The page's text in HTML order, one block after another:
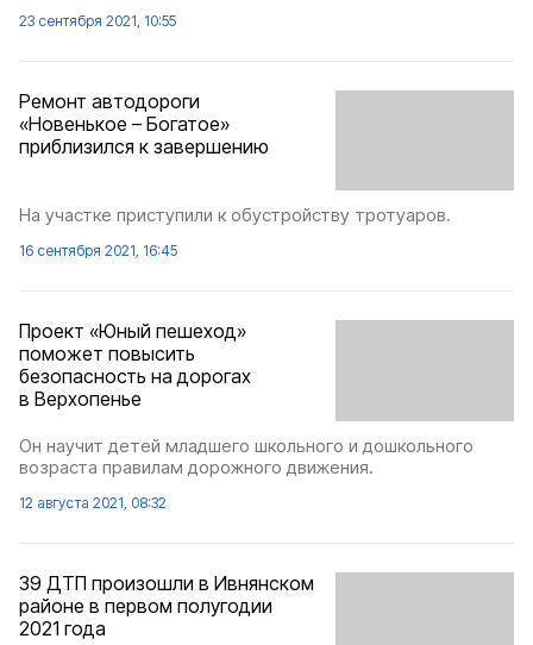
23 сентября 2021, 10:55
Ремонт автодороги
«Новенькое – Богатое»
приблизился к завершению
На участке приступили к обустройству тротуаров.
16 сентября 2021, 16:45
Проект «Юный пешеход»
поможет повысить
безопасность на дорогах
в Верхопенье
Он научит детей младшего школьного и дошкольного
возраста правилам дорожного движения.
12 августа 2021, 08:32
39 ДТП произошли в Ивнянском
районе в первом полугодии
2021 года